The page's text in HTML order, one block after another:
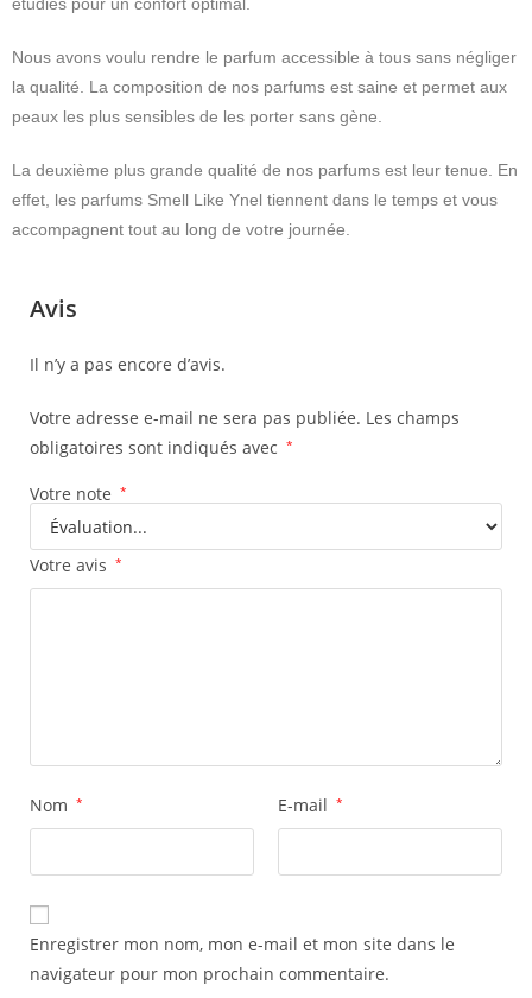
Nous avons voulu rendre le parfum accessible à tous sans négliger
la qualité. La composition de nos parfums est saine et permet aux
peaux les plus sensibles de les porter sans gène.
La deuxième plus grande qualité de nos parfums est leur tenue. En
effet, les parfums Smell Like Ynel tiennent dans le temps et vous
accompagnent tout au long de votre journée.
Avis
Il n’y a pas encore d’avis.
Votre adresse e-mail ne sera pas publiée. Les champs
obligatoires sont indiqués avec *
Votre note *
Votre avis *
Nom * E-mail *
Enregistrer mon nom, mon e-mail et mon site dans le
navigateur pour mon prochain commentaire.